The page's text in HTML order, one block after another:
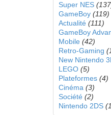
Super NES
GameBoy (119)
Actualité (111)
GameBoy
Mobile (42)
Retro-Gaming
New Nintendo
LEGO (5)
Plateformes (4)
Cinéma (3)
Société (2)
Nintendo 2DS